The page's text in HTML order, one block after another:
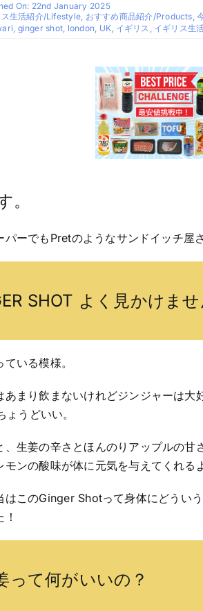
On: 22nd January 2025
ス生活紹介/Lifestyle, おすすめ商品紹介/Products,
, ginger shot, london, UK, イギリス , イギリス生
。
パーでもPretのようなサンドイッチ屋
SHOT よく見かけませ
いる模様。
まり飲まないけれどジンジャーは大
うどいい。
、生姜の辛さとほんのりアップルの甘さ
ンの酸味が体に元気を与えてくれる
はこのGinger Shotって身体にどういう
って何がいいの？